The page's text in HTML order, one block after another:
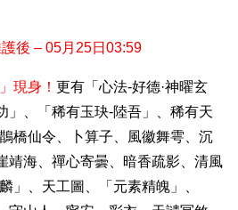
後 – 05月25日03:59
現身！ 更有「心法-好德·神曜玄
」、「稀有玉玦-陸吾」、稀有天
橋仙令、卜算子、風徽舞雩、沉
靖海、禪心寄曇、暗香疏影、清風
」、天工圖、「元素精魄」、